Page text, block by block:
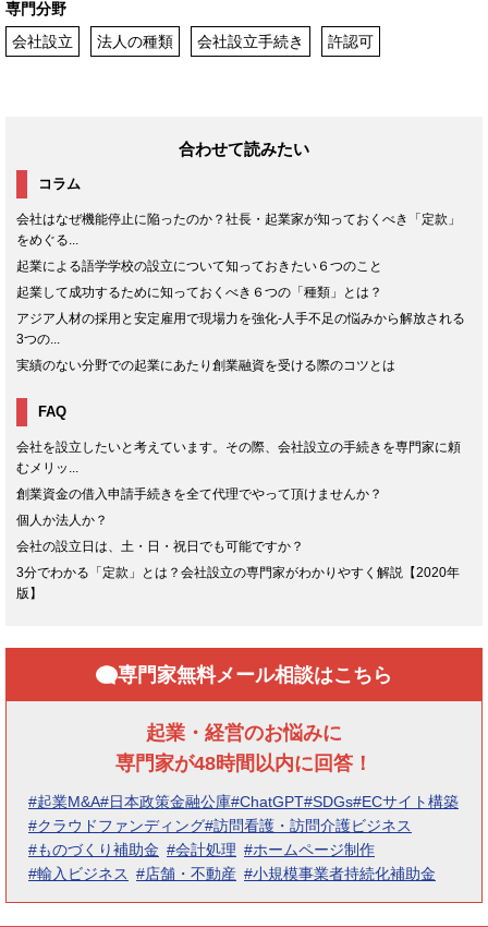
専門分野
会社設立
法人の種類 会社設立手続き 許認可
合わせて読みたい
コラム
会社はなぜ機能停止に陥ったのか？社長・起業家が知っておくべき「定款」
をめぐる...
起業による語学学校の設立について知っておきたい６つのこと
起業して成功するために知っておくべき６つの「種類」とは？
アジア人材の採用と安定雇用で現場力を強化-人手不足の悩みから解放される
3つの...
実績のない分野での起業にあたり創業融資を受ける際のコツとは
FAQ
会社を設立したいと考えています。その際、会社設立の手続きを専門家に頼
むメリッ...
創業資金の借入申請手続きを全て代理でやって頂けませんか？
個人か法人か？
会社の設立日は、土・日・祝日でも可能ですか？
3分でわかる「定款」とは？会社設立の専門家がわかりやすく解説【2020年
版】
専門家無料メール相談はこちら
起業・経営のお悩みに
専門家が48時間以内に回答！
#起業M&A#日本政策金融公庫#ChatGPT#SDGs#ECサイト構築
#クラウドファンディング#訪問看護・訪問介護ビジネス
#ものづくり補助金 #会計処理 #ホームページ制作
#輸入ビジネス #店舗・不動産 #小規模事業者持続化補助金